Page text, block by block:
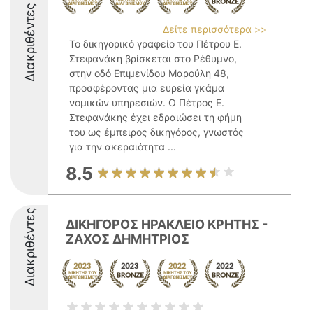
Διακριθέντες
Δείτε περισσότερα >>
Το δικηγορικό γραφείο του Πέτρου Ε.
Στεφανάκη βρίσκεται στο Ρέθυμνο,
στην οδό Επιμενίδου Μαρούλη 48,
προσφέροντας μια ευρεία γκάμα
νομικών υπηρεσιών. Ο Πέτρος Ε.
Στεφανάκης έχει εδραιώσει τη φήμη
του ως έμπειρος δικηγόρος, γνωστός
για την ακεραιότητα ...
8.5
Διακριθέντες
ΔΙΚΗΓΟΡΟΣ ΗΡΑΚΛΕΙΟ ΚΡΗΤΗΣ -
ΖΑΧΟΣ ΔΗΜΗΤΡΙΟΣ